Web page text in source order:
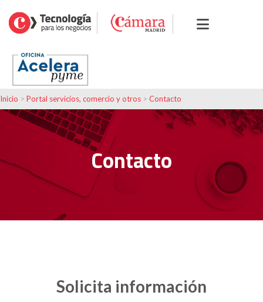
Inicio > Portal servicios, comercio y otros > Contacto
Contacto
Solicita información